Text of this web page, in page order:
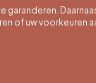
of uw voorkeuren